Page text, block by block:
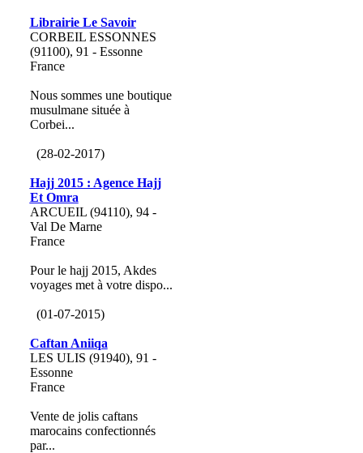
Librairie Le Savoir
CORBEIL ESSONNES
(91100), 91 - Essonne
France
Nous sommes une boutique
musulmane située à
Corbei...
(28-02-2017)
Hajj 2015 : Agence Hajj
Et Omra
ARCUEIL (94110), 94 -
Val De Marne
France
Pour le hajj 2015, Akdes
voyages met à votre dispo...
(01-07-2015)
Caftan Aniiqa
LES ULIS (91940), 91 -
Essonne
France
Vente de jolis caftans
marocains confectionnés
par...